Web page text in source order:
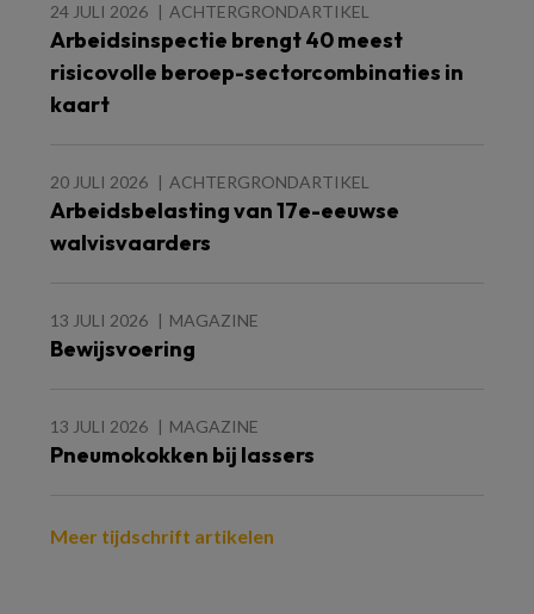
24 JULI 2026 ACHTERGRONDARTIKEL
Arbeidsinspectie brengt 40 meest
risicovolle beroep-sectorcombinaties in
kaart
20 JULI 2026 ACHTERGRONDARTIKEL
Arbeidsbelasting van 17e-eeuwse
walvisvaarders
13 JULI 2026 MAGAZINE
Bewijsvoering
13 JULI 2026 MAGAZINE
Pneumokokken bij lassers
Meer tijdschrift artikelen